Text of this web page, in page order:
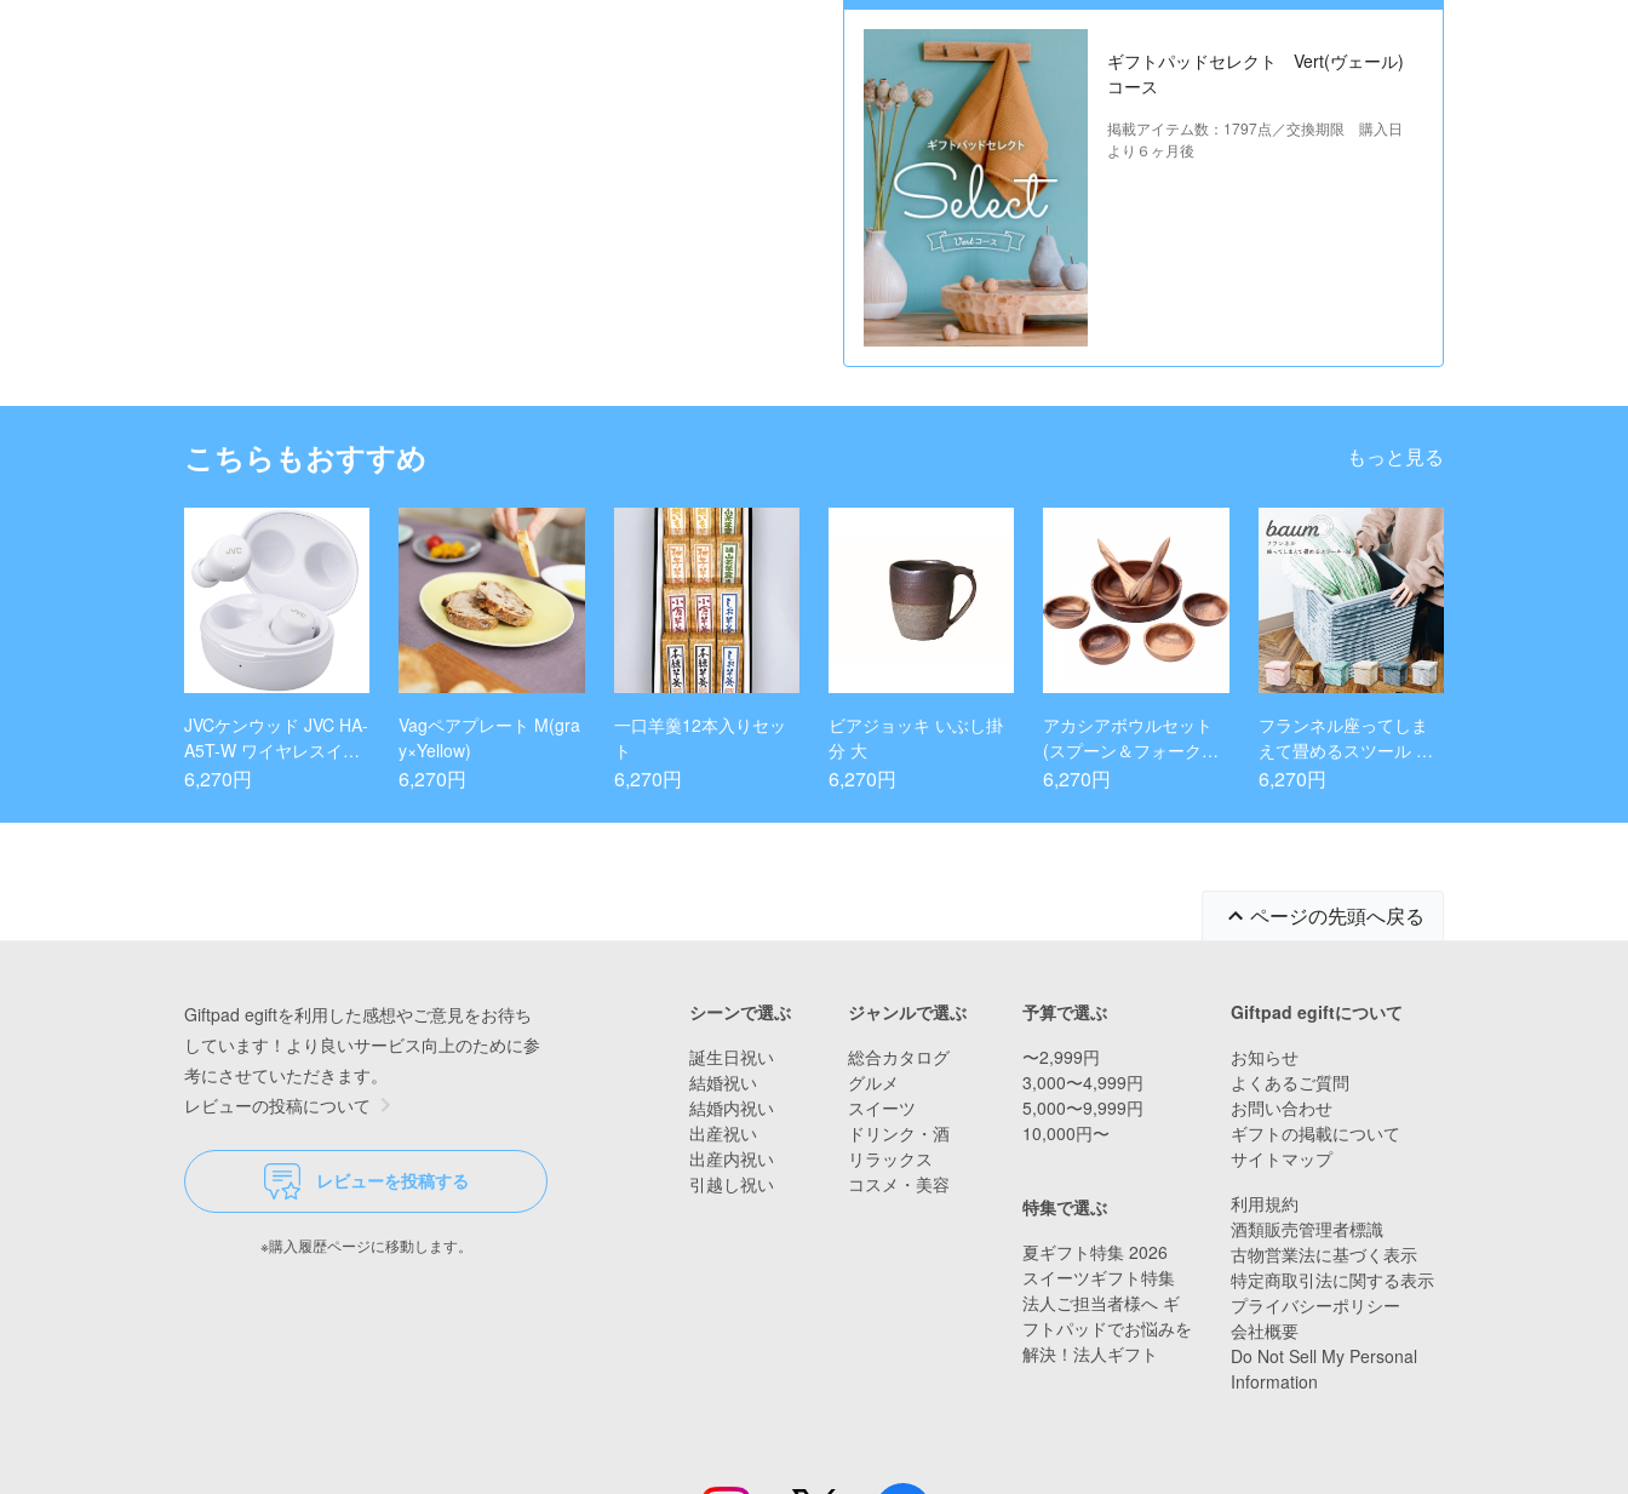
ギフトパッドセレクト Vert(ヴェール)
コース
掲載アイテム数：1797点／交換期限 購入日
より６ヶ月後
こちらもおすすめ もっと見る
JVCケンウッド JVC HA-
A5T-W ワイヤレスイヤ
ホン Bluetooth ホワイト
生活防水 小型 軽量 音量
6,270円
Vagペアプレート M(gra
y×Yellow)
6,270円
一口羊羹12本入りセッ
ト
6,270円
ビアジョッキ いぶし掛
分 大
6,270円
アカシアボウルセット
(スプーン＆フォーク付)
Bラウンド
6,270円
フランネル座ってしま
えて畳めるスツール 「b
aum(バウム)」 2個セッ
6,270円
ページの先頭へ戻る
Giftpad egiftを利用した感想やご意見をお待ち
しています！より良いサービス向上のために参
考にさせていただきます。
レビューの投稿について
レビューを投稿する
※購入履歴ページに移動します。
シーンで選ぶ
誕生日祝い
結婚祝い
結婚内祝い
出産祝い
出産内祝い
引越し祝い
予算で選ぶ
〜2,999円
3,000〜4,999円
5,000〜9,999円
10,000円〜
ジャンルで選ぶ
総合カタログ
グルメ
スイーツ
ドリンク・酒
リラックス
コスメ・美容
特集で選ぶ
夏ギフト特集 2026
スイーツギフト特集
法人ご担当者様へ ギ
フトパッドでお悩みを
解決！法人ギフト
Giftpad egiftについて
お知らせ
よくあるご質問
お問い合わせ
ギフトの掲載について
サイトマップ
利用規約
酒類販売管理者標識
古物営業法に基づく表示
特定商取引法に関する表示
プライバシーポリシー
会社概要
Do Not Sell My Personal
Information